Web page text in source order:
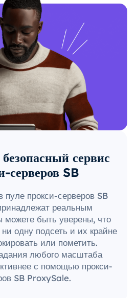
сервис
серверов SB
прокси-серверов SB
реальным
можете быть уверены, что
одну подсеть и их крайне
или пометить.
любого масштаба
с помощью прокси-
SB ProxySale.